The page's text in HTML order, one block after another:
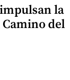
la
del